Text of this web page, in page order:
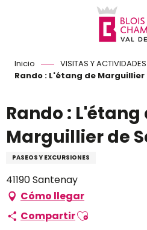
Inicio VISITAS Y ACTIVIDADES
Rando : L'étang de
Rando : L'étang
Marguillier de
PASEOS Y EXCURSIONES
41190 Santenay
Cómo llegar
CompartirAjouter aux